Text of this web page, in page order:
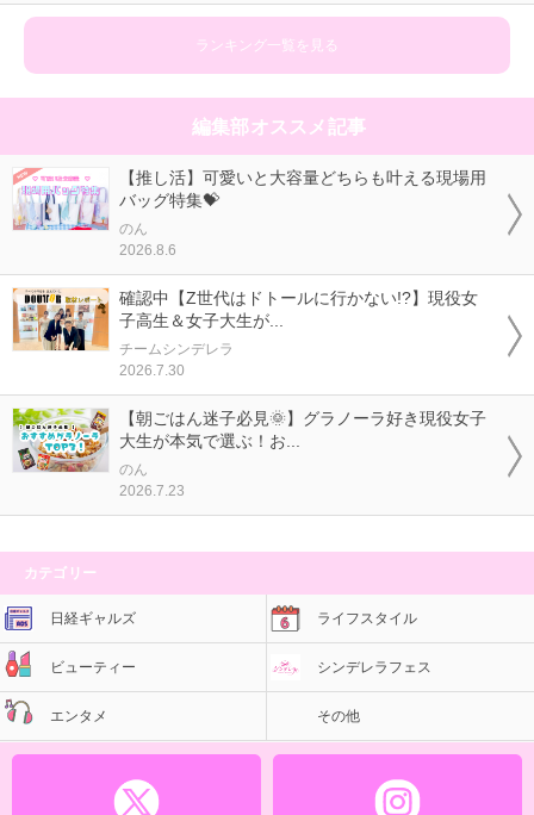
ランキング一覧を見る
編集部オススメ記事
【推し活】可愛いと大容量どちらも叶える現場用
バッグ特集💝
のん
2026.8.6
確認中【Z世代はドトールに行かない!?】現役女
子高生＆女子大生が...
チームシンデレラ
2026.7.30
【朝ごはん迷子必見🌞】グラノーラ好き現役女子
大生が本気で選ぶ！お...
のん
2026.7.23
カテゴリー
日経ギャルズ ライフスタイル
ビューティー シンデレラフェス
エンタメ その他